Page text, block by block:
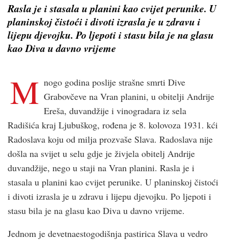
Rasla je i stasala u planini kao cvijet perunike. U
planinskoj čistoći i divoti izrasla je u zdravu i
lijepu djevojku. Po ljepoti i stasu bila je na glasu
kao Diva u davno vrijeme
M nogo godina poslije strašne smrti Dive
Grabovčeve na Vran planini, u obitelji Andrije
Ereša, duvandžije i vinogradara iz sela
Radišića kraj Ljubuškog, rođena je 8. kolovoza 1931. kći
Radoslava koju od milja prozvaše Slava. Radoslava nije
došla na svijet u selu gdje je živjela obitelj Andrije
duvandžije, nego u staji na Vran planini. Rasla je i
stasala u planini kao cvijet perunike. U planinskoj čistoći
i divoti izrasla je u zdravu i lijepu djevojku. Po ljepoti i
stasu bila je na glasu kao Diva u davno vrijeme.
Jednom je devetnaestogodišnja pastirica Slava u vedro